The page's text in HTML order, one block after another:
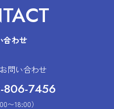
合わせ
問い合わせ
806-7456
〜18:00）